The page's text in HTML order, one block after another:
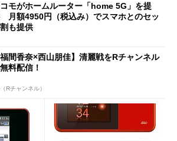
コモがホームルーター「home 5G」を提
月額4950円（税込み）でスマホとのセッ
割も提供
福間香奈×西山朋佳】清麗戦をRチャンネル
料配信！
Rチャンネル）